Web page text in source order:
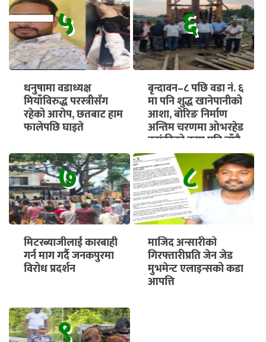
५
धनुषामा वडाध्यक्ष
मियाँविरुद्ध परस्त्रीसँग
रहेको आरोप, छतबाट हाम
फालेपछि घाइते
६
बृन्दावन–८ पछि वडा नं. ६
मा पनि शुद्ध खानेपानीको
आशा, बोरिङ निर्माण
अन्तिम चरणमा ओभरहेड
ट्यांकीको काम पनि चाँडै
सुरु हुने
७
मिटरब्याजीलाई कारबाही
गर्न माग गर्दै जनकपुरमा
विरोध प्रदर्शन
८
माजिद अन्सारीको
गिरफ्तारीप्रति जेन जेड
मुभमेन्ट एलाइन्सको कडा
आपत्ति